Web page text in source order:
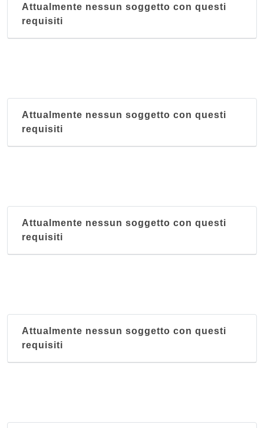
Attualmente nessun soggetto con questi
requisiti
Attualmente nessun soggetto con questi
requisiti
Attualmente nessun soggetto con questi
requisiti
Attualmente nessun soggetto con questi
requisiti